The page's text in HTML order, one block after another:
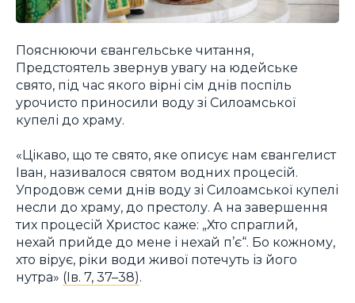
Пояснюючи євангельське читання,
Предстоятель звернув увагу на юдейське
свято, під час якого вірні сім днів поспіль
урочисто приносили воду зі Силоамської
купелі до храму.
«Цікаво, що те свято, яке описує нам євангелист
Іван, називалося святом водних процесій.
Упродовж семи днів воду зі Силоамської купелі
несли до храму, до престолу. А на завершення
тих процесій Христос каже: „Хто спраглий,
нехай прийде до мене і нехай п’є“. Бо кожному,
хто вірує, ріки води живої потечуть із його
нутра» (Ів. 7, 37–38).